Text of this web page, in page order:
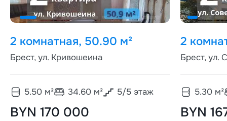
2 комнатная, 50.90 м²
Брест, ул. Кривошеина
5.50м² 34.60м² 5/5этаж
BYN 170 000
2
Брест, ул.
5.30м²
BYN